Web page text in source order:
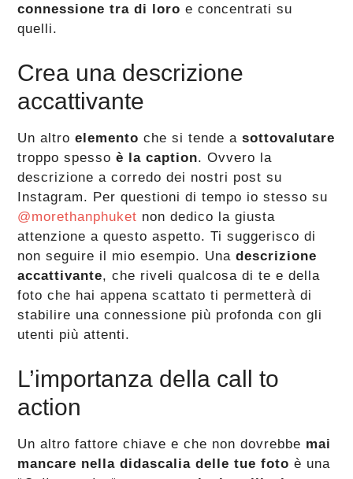
connessione tra di loro e concentrati su
quelli.
Crea una descrizione
accattivante
Un altroelemento che si tende asottovalutare
troppo spessoè la caption. Ovvero la
descrizione a corredo dei nostri post su
Instagram. Per questioni di tempo io stesso su
@morethanphuket non dedico la giusta
attenzione a questo aspetto. Ti suggerisco di
non seguire il mio esempio. Una descrizione
accattivante, che riveli qualcosa di te e della
foto che hai appena scattato ti permetterà di
stabilire una connessione più profonda con gli
utenti più attenti.
L’importanza della call to
action
Un altro fattore chiave e che non dovrebbe mai
mancare nella didascalia delle tue foto è una